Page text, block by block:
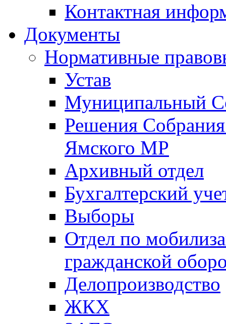
Контактная
Документы
Нормативные
Устав
Муниципальный
Решения
Ямского МР
Архивный отдел
Бухгалтерский
Выборы
Отдел по
гражданской
Делопроизводство
ЖКХ